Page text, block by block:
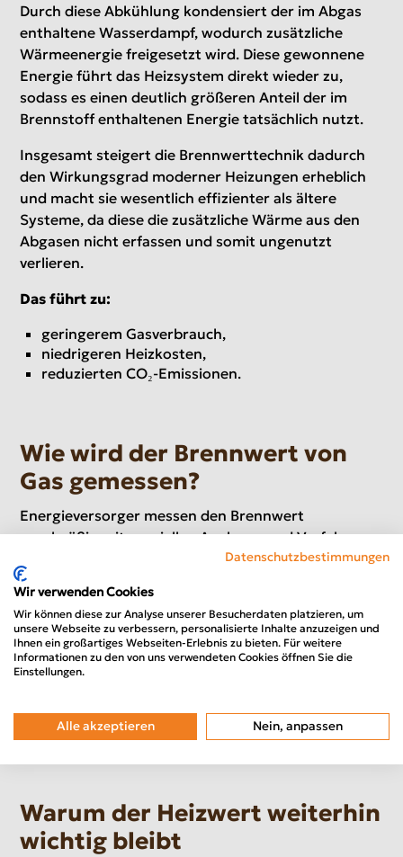
Durch diese Abkühlung kondensiert der im Abgas
enthaltene Wasserdampf, wodurch zusätzliche
Wärmeenergie freigesetzt wird. Diese gewonnene
Energie führt das Heizsystem direkt wieder zu,
sodass es einen deutlich größeren Anteil der im
Brennstoff enthaltenen Energie tatsächlich nutzt.
Insgesamt steigert die Brennwerttechnik dadurch
den Wirkungsgrad moderner Heizungen erheblich
und macht sie wesentlich effizienter als ältere
Systeme, da diese die zusätzliche Wärme aus den
Abgasen nicht erfassen und somit ungenutzt
verlieren.
Das führt zu:
geringerem Gasverbrauch,
niedrigeren Heizkosten,
reduzierten CO₂-Emissionen.
Wie wird der Brennwert von
Gas gemessen?
Energieversorger messen den Brennwert
regelmäßig mit speziellen Analysen und Verfahren.
Grundlage ist die genaue Zusammensetzung des
gelieferten Gases. Die Berechnung erfolgt
vereinfacht nach:
Energie = Gasmenge x Brennwert
Deshalb basiert die Gasabrechnung heute nicht nur
tatsächlich gelieferten Energiemenge in
Kilowattstunden.
Warum der Heizwert weiterhin
wichtig bleibt
Datenschutzbestimmungen
Wir verwenden Cookies
Wir können diese zur Analyse unserer Besucherdaten platzieren, um
unsere Webseite zu verbessern, personalisierte Inhalte anzuzeigen und
Ihnen ein großartiges Webseiten-Erlebnis zu bieten. Für weitere
Informationen zu den von uns verwendeten Cookies öffnen Sie die
Einstellungen.
Alle akzeptieren Nein, anpassen